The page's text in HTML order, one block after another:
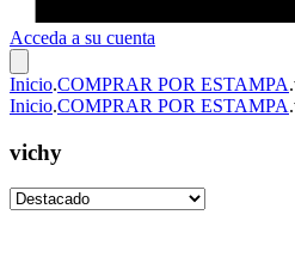
Acceda a su cuenta
Inicio.COMPRAR POR ESTAMPA.
Inicio.COMPRAR POR ESTAMPA.
vichy